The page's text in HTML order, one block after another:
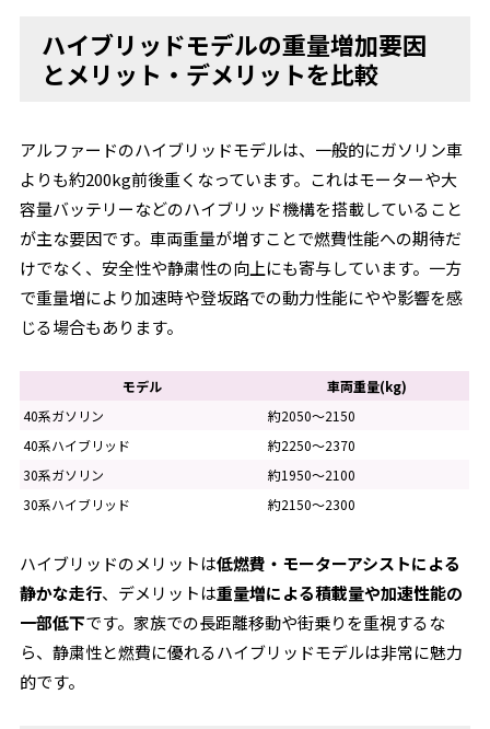
ハイブリッドモデルの重量増加要因
とメリット・デメリットを比較
アルファードのハイブリッドモデルは、一般的にガソリン車
よりも約200kg前後重くなっています。これはモーターや大
容量バッテリーなどのハイブリッド機構を搭載していること
が主な要因です。車両重量が増すことで燃費性能への期待だ
けでなく、安全性や静粛性の向上にも寄与しています。一方
で重量増により加速時や登坂路での動力性能にやや影響を感
じる場合もあります。
モデル
車両重量(kg)
40系ガソリン
約2050～2150
40系ハイブリッド
約2250～2370
30系ガソリン
約1950～2100
30系ハイブリッド
約2150～2300
ハイブリッドのメリットは低燃費・モーターアシストによる
静かな走行、デメリットは重量増による積載量や加速性能の
一部低下です。家族での長距離移動や街乗りを重視するな
ら、静粛性と燃費に優れるハイブリッドモデルは非常に魅力
的です。